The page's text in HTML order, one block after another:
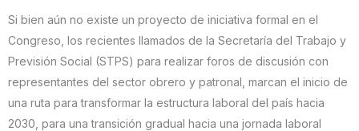
Si bien aún no existe un proyecto de iniciativa formal en el
Congreso, los recientes llamados de la Secretaría del Trabajo y
Previsión Social (STPS) para realizar foros de discusión con
representantes del sector obrero y patronal, marcan el inicio de
una ruta para transformar la estructura laboral del país hacia
2030, para una transición gradual hacia una jornada laboral